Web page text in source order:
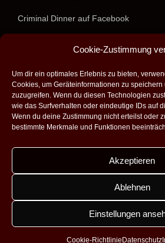
Cookie-Zustimmung
Um dir ein optimales Erlebnis zu bieten,
Cookies, um Geräteinformationen zu
zuzugreifen. Wenn du diesen Technologien
wie das Surfverhalten oder eindeutige IDs auf
Wenn du deine Zustimmung nicht erteilst oder
bestimmte Merkmale und Funktionen
Akzeptieren
Ablehnen
Einstellungen
Cookie-Richtlinie Datenschutz
Criminal Dinner auf Facebook
Alle Rechte vorbehalten - 2026 -Agentur
Fabian Theobald -
Facebook